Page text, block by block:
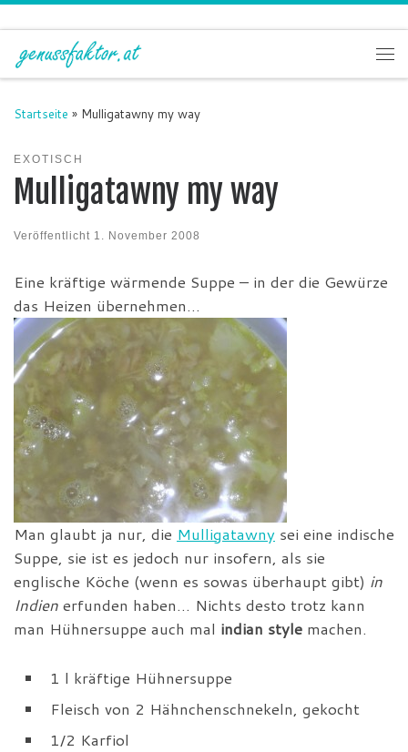
Zum Inhalt springen
Startseite » Mulligatawny my way
EXOTISCH
Mulligatawny my way
Veröffentlicht 1. November 2008
Eine kräftige wärmende Suppe – in der die Gewürze
das Heizen übernehmen…
Man glaubt ja nur, die Mulligatawny sei eine indische
Suppe, sie ist es jedoch nur insofern, als sie
englische Köche (wenn es sowas überhaupt gibt) in
Indien erfunden haben… Nichts desto trotz kann
man Hühnersuppe auch mal indian style machen.
1 l kräftige Hühnersuppe
Fleisch von 2 Hähnchenschnekeln, gekocht
1/2 Karfiol